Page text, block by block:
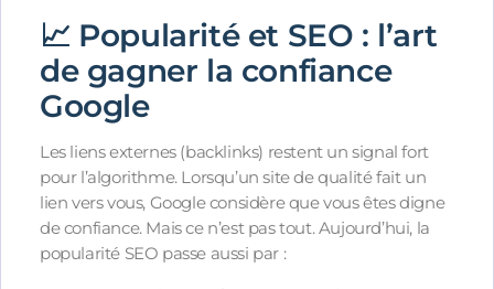
📈 Popularité et SEO : l’art
de gagner la confiance
Google
Les liens externes (backlinks) restent un signal fort
pour l’algorithme. Lorsqu’un site de qualité fait un
lien vers vous, Google considère que vous êtes digne
de confiance. Mais ce n’est pas tout. Aujourd’hui, la
popularité SEO passe aussi par :